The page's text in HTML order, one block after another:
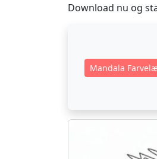
Download nu og
Mandala